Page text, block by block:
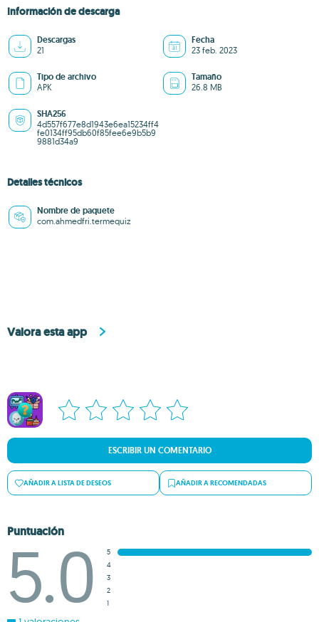
Información de descarga
Descargas
21
Fecha
23 feb. 2023
Tipo de archivo
APK
Tamaño
26.8 MB
SHA256
4d557f677e8d1943e6ea15234ff4
fe0134ff95db60f85fee6e9b5b9
9881d34a9
Detalles técnicos
Nombre de paquete
com.ahmedfri.termequiz
Valora esta app
ESCRIBIR UN COMENTARIO
AÑADIR A LISTA DE DESEOS AÑADIR A RECOMENDADAS
Puntuación
5.0
5
4
3
2
1